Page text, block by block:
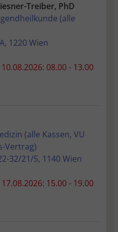
Treiber, PhD
(alle
1220 Wien
08.00 - 13.00
(alle Kassen, VU
Vertrag)
32/21/5, 1140 Wien
15.00 - 19.00